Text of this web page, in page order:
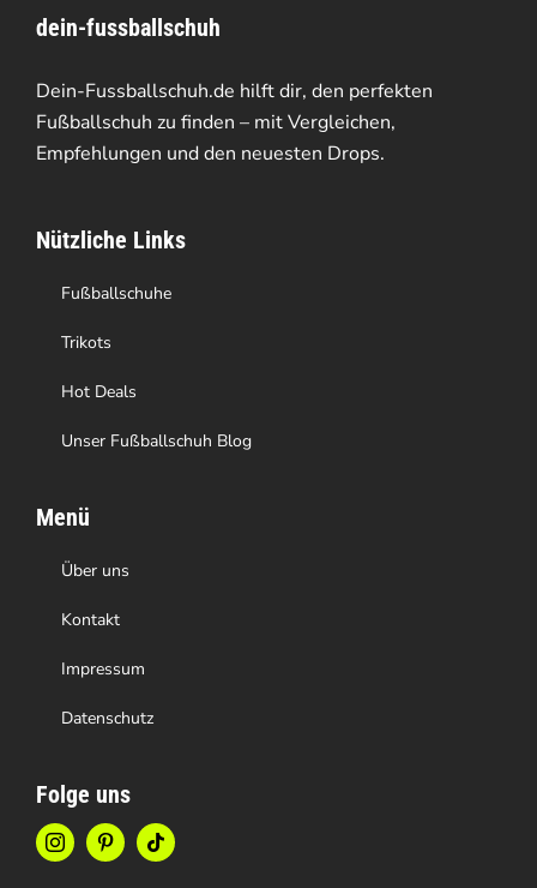
auf.
Die
Optionen
können
der
Produktseite
gewählt
werden
dein-fussballschuh
Dein-Fussballschuh.de hilft dir, den perfekten
Fußballschuh zu finden – mit Vergleichen,
Empfehlungen und den neuesten Drops.
Nützliche Links
Fußballschuhe
Trikots
Hot Deals
Unser Fußballschuh Blog
Menü
Über uns
Kontakt
Impressum
Datenschutz
Folge uns